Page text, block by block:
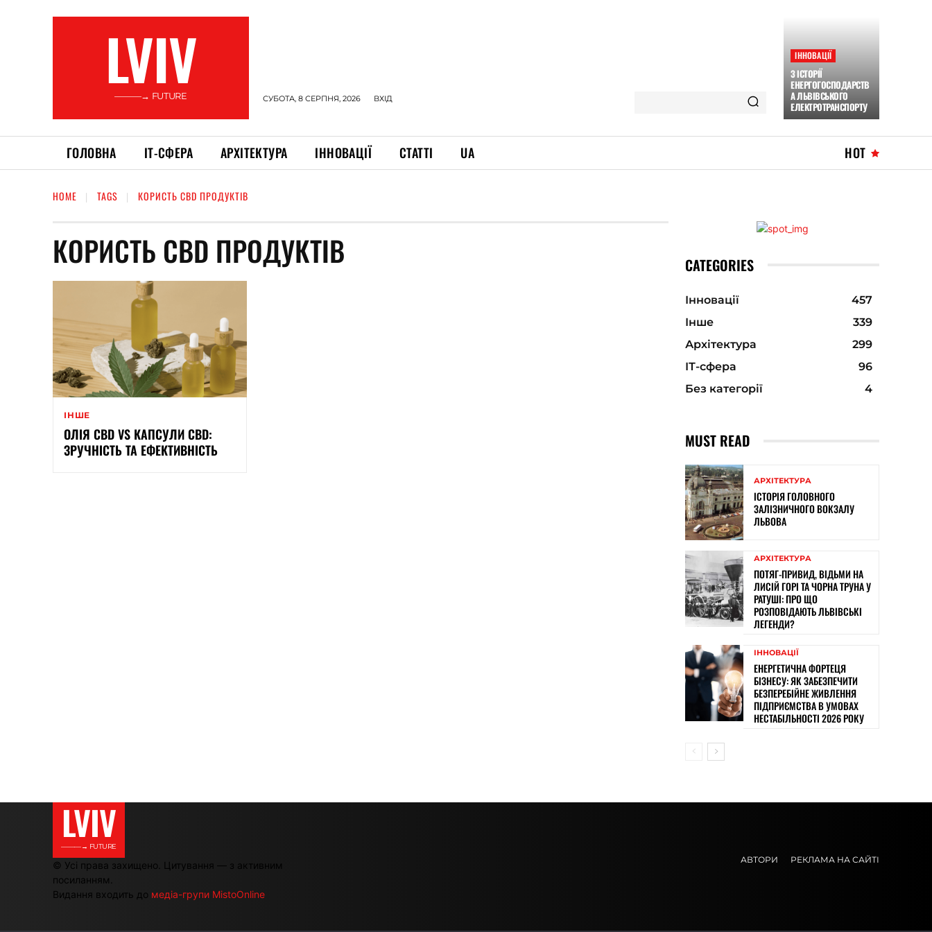
LVIV
———→ FUTURE СУБОТА, 8 СЕРПНЯ, 2026 ВХІД
ІННОВАЦІЇ
З ІСТОРІЇ
ЕНЕРГОГОСПОДАРСТВ
А ЛЬВІВСЬКОГО
ЕЛЕКТРОТРАНСПОРТУ
ГОЛОВНА ІТ-СФЕРА АРХІТЕКТУРА ІННОВАЦІЇ СТАТТІ UA HOT
HOME TAGS КОРИСТЬ CBD ПРОДУКТІВ
КОРИСТЬ CBD ПРОДУКТІВ
ІНШЕ
ОЛІЯ CBD VS КАПСУЛИ CBD:
ЗРУЧНІСТЬ ТА ЕФЕКТИВНІСТЬ
CATEGORIES
Інновації
457
Інше
339
Архітектура
299
ІТ-сфера
96
Без категорії
4
MUST READ
АРХІТЕКТУРА
ІСТОРІЯ ГОЛОВНОГО
ЗАЛІЗНИЧНОГО ВОКЗАЛУ
ЛЬВОВА
АРХІТЕКТУРА
ПОТЯГ-ПРИВИД, ВІДЬМИ НА
ЛИСІЙ ГОРІ ТА ЧОРНА ТРУНА У
РАТУШІ: ПРО ЩО
РОЗПОВІДАЮТЬ ЛЬВІВСЬКІ
ЛЕГЕНДИ?
ІННОВАЦІЇ
ЕНЕРГЕТИЧНА ФОРТЕЦЯ
БІЗНЕСУ: ЯК ЗАБЕЗПЕЧИТИ
БЕЗПЕРЕБІЙНЕ ЖИВЛЕННЯ
ПІДПРИЄМСТВА В УМОВАХ
НЕСТАБІЛЬНОСТІ 2026 РОКУ
LVIV
———→ FUTURE
© Усі права захищено. Цитування — з активним
посиланням.
Видання входить до медіа-групи MistoOnline
АВТОРИ РЕКЛАМА НА САЙТІ